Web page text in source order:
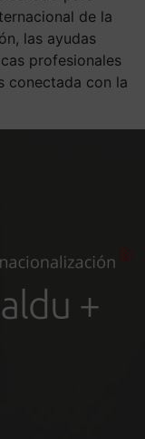
de la
las ayudas
profesionales
conectada con la